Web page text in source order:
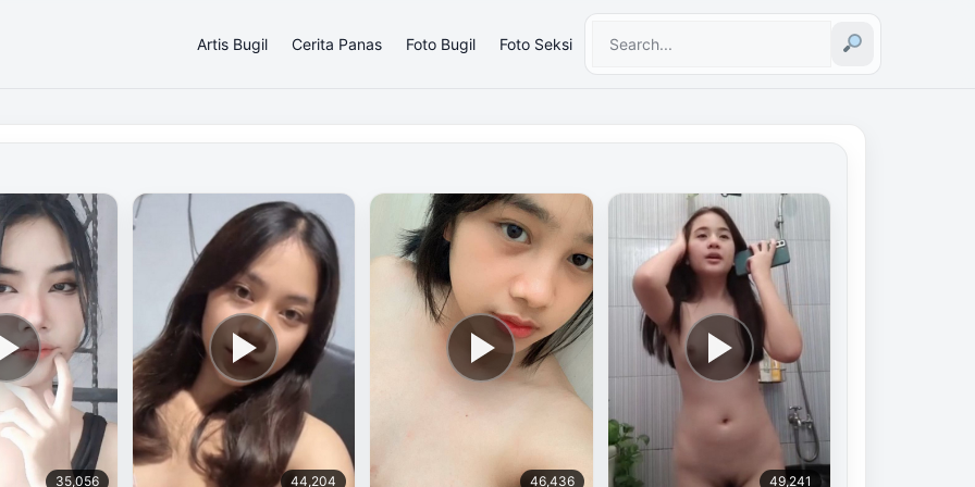
Artis Bugil Cerita Panas Foto Bugil Foto Seksi
35,056 44,204 46,436 49,241